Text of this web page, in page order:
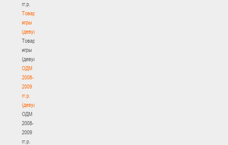
гг.р.
Товарищеские
игры
(девушки)
Товарищеские
игры
(девушки)
ОДМ
2008-
2009
гг.р.
(девушки)
ОДМ
2008-
2009
гг.р.